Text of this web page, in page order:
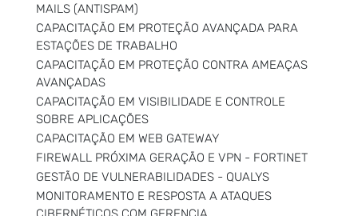
MAILS (ANTISPAM)
CAPACITAÇÃO EM PROTEÇÃO AVANÇADA PARA
ESTAÇÕES DE TRABALHO
CAPACITAÇÃO EM PROTEÇÃO CONTRA AMEAÇAS
AVANÇADAS
CAPACITAÇÃO EM VISIBILIDADE E CONTROLE
SOBRE APLICAÇÕES
CAPACITAÇÃO EM WEB GATEWAY
FIREWALL PRÓXIMA GERAÇÃO E VPN - FORTINET
GESTÃO DE VULNERABILIDADES - QUALYS
MONITORAMENTO E RESPOSTA A ATAQUES